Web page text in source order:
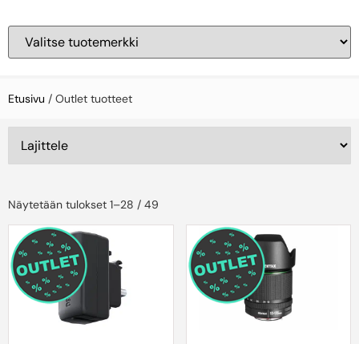
Etusivu / Outlet tuotteet
Näytetään tulokset 1–28 / 49